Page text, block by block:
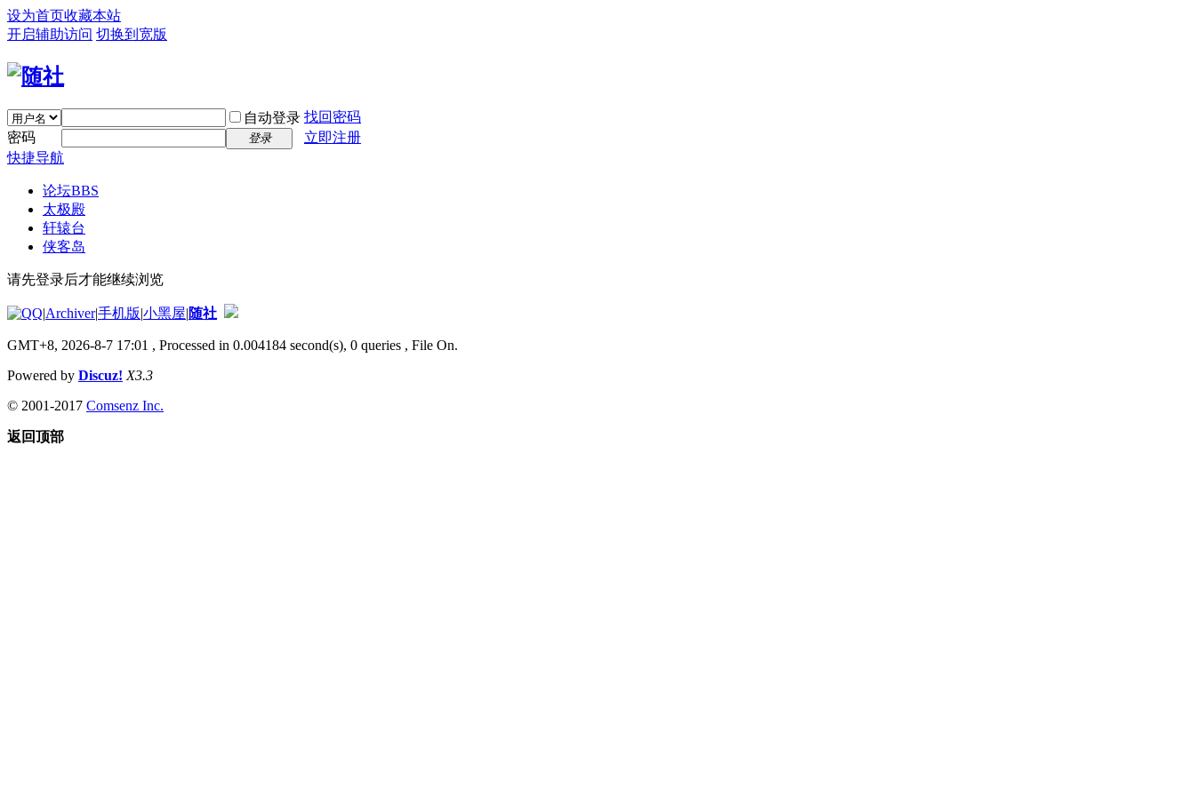
设为首页收藏本站
开启辅助访问 切换到宽版
自动登录 找回密码
密码
登录
立即注册
快捷导航
论坛BBS
太极殿
轩辕台
侠客岛
请先登录后才能继续浏览
|Archiver|手机版|小黑屋|随社
GMT+8, 2026-8-7 17:01 , Processed in 0.004184 second(s), 0 queries , File On.
Powered by Discuz! X3.3
© 2001-2017 Comsenz Inc.
返回顶部